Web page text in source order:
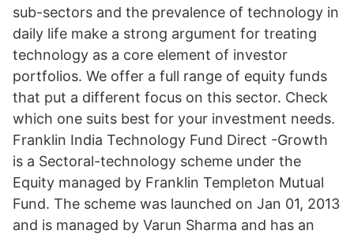
sub-sectors and the prevalence of technology in
daily life make a strong argument for treating
technology as a core element of investor
portfolios. We offer a full range of equity funds
that put a different focus on this sector. Check
which one suits best for your investment needs.
Franklin India Technology Fund Direct -Growth
is a Sectoral-technology scheme under the
Equity managed by Franklin Templeton Mutual
Fund. The scheme was launched on Jan 01, 2013
and is managed by Varun Sharma and has an